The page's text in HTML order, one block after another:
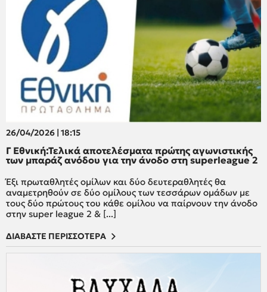
26/04/2026 | 18:15
Γ Εθνική:Τελικά αποτελέσματα πρώτης αγωνιστικής
των μπαράζ ανόδου για την άνοδο στη superleague 2
Έξι πρωταθλητές ομίλων και δύο δευτεραθλητές θα
αναμετρηθούν σε δύο ομίλους των τεσσάρων ομάδων με
τους δύο πρώτους του κάθε ομίλου να παίρνουν την άνοδο
στην super league 2 & [...]
ΔΙΑΒΑΣΤΕ ΠΕΡΙΣΣΟΤΕΡΑ